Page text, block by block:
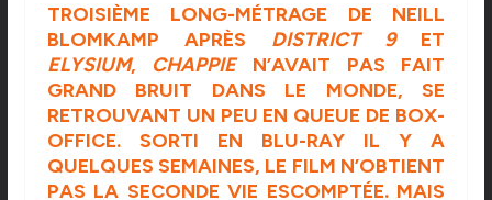
TROISIÈME LONG-MÉTRAGE DE NEILL
BLOMKAMP APRÈS DISTRICT 9ET
ELYSIUM, CHAPPIEN’AVAIT PAS FAIT
GRAND BRUIT DANS LE MONDE, SE
RETROUVANT UN PEU EN QUEUE DE BOX-
OFFICE. SORTI EN BLU-RAY IL Y A
QUELQUES SEMAINES, LE FILM N’OBTIENT
PAS LA SECONDE VIE ESCOMPTÉE. MAIS